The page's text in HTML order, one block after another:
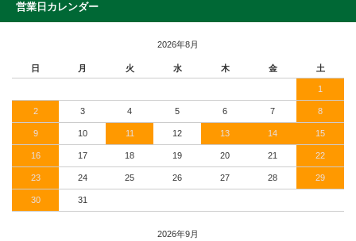
営業日カレンダー
2026年8月
日 月 火 水 木 金 土
1
2 3 4 5 6 7 8
9 10 11 12 13 14 15
16 17 18 19 20 21 22
23 24 25 26 27 28 29
30 31
2026年9月